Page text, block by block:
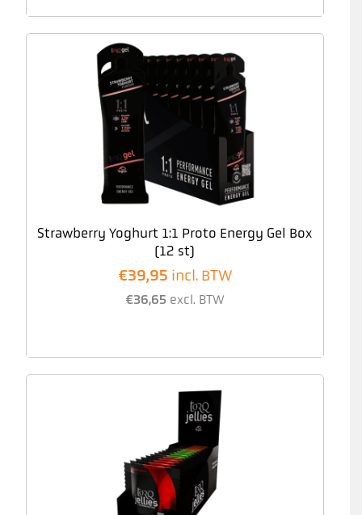
Strawberry Yoghurt 1:1 Proto Energy Gel Box
(12 st)
€39,95 incl. BTW
€36,65 excl. BTW